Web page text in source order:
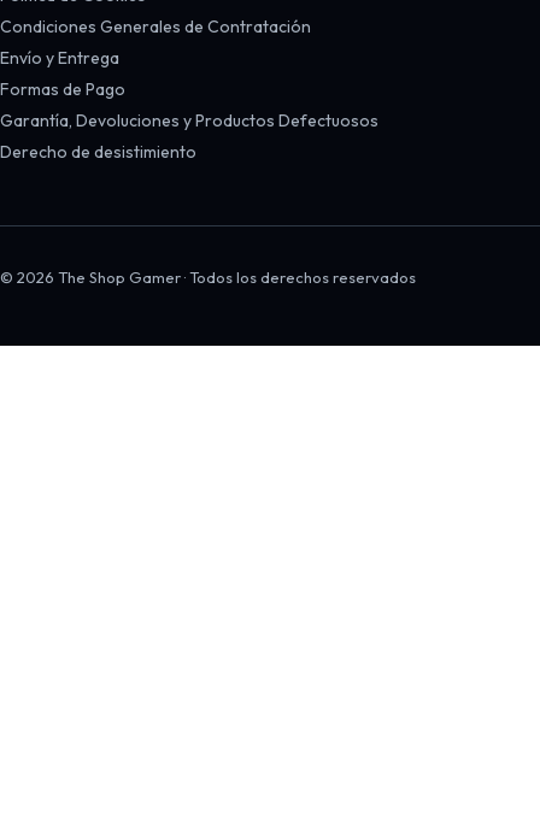
Condiciones Generales de Contratación
Envío y Entrega
Formas de Pago
Garantía, Devoluciones y Productos Defectuosos
Derecho de desistimiento
© 2026 The Shop Gamer · Todos los derechos reservados